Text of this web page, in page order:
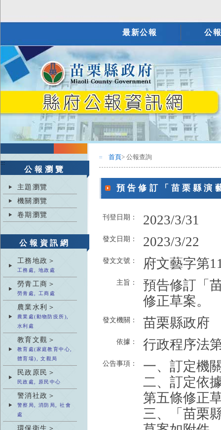
最新公報 公
:::
公報瀏覽
主題瀏覽
機關瀏覽
卷期瀏覽
公報資訊網
工務地政＞
工務處, 地政處
勞青工商＞
勞青處, 工商處
農業水利＞
農業處(動物防疫所),
水利處
教育文觀＞
教育處(家庭教育中心,
體育場), 文觀局
民政原民＞
民政處, 原民中心
警消社政＞
警察局, 消防局, 社會
處
環保衛生＞
::: 首頁> 公報查詢
預告修訂「苗栗縣演
刊登日期： 2023/3/31
發文日期： 2023/3/22
發文文號： 府文藝字第
主旨：
預告修訂「
修正草案。
發文機關： 苗栗縣政府
依據： 行政程序法
公告事項：
一、訂定機
二、訂定依
第五條修正
三、「苗栗